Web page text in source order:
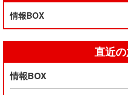
情報BOX
直近
情報BOX